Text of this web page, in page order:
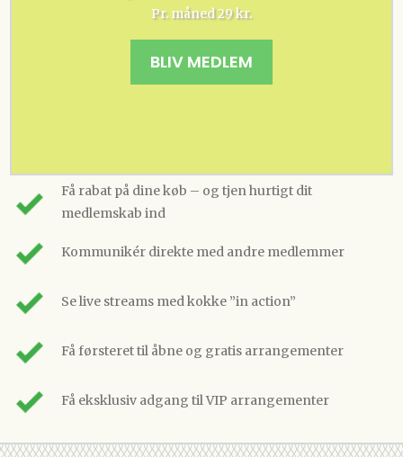
Pr. måned 29 kr.
BLIV MEDLEM
Få rabat på dine køb – og tjen hurtigt dit
medlemskab ind
Kommunikér direkte med andre medlemmer
Se live streams med kokke ”in action”
Få førsteret til åbne og gratis arrangementer
Få eksklusiv adgang til VIP arrangementer